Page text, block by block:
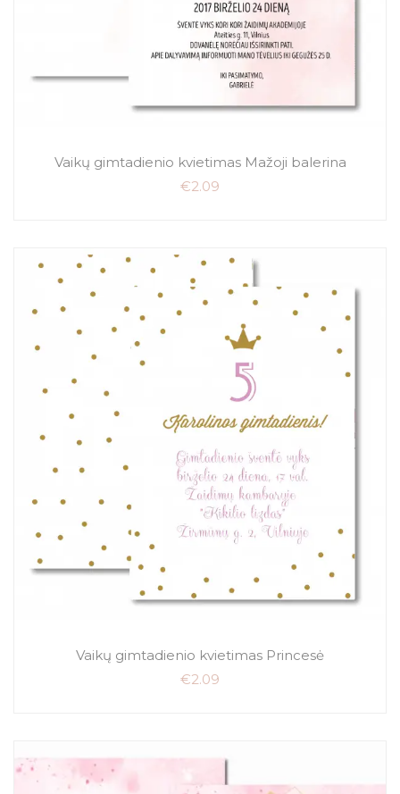
Vaikų gimtadienio kvietimas Mažoji balerina
€2.09
Vaikų gimtadienio kvietimas Princesė
€2.09